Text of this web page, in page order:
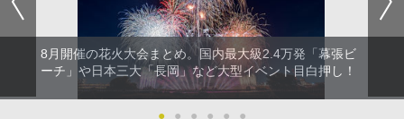
8月開催の花火大会まとめ。国内最大級2.4万発「幕張ビ
ーチ」や日本三大「長岡」など大型イベント目白押し！
● ● ● ● ● ●